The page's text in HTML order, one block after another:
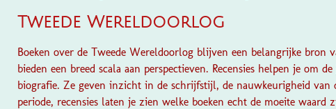
Tweede Wereldoorlog
Boeken over de Tweede Wereldoorlog blijven een belangrijke bron
bieden een breed scala aan perspectieven. Recensies helpen je om
biografie. Ze geven inzicht in de schrijfstijl, de nauwkeurigheid
periode, recensies laten je zien welke boeken echt de moeite waard